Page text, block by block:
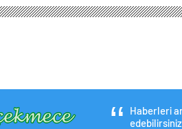
Altın, dolar ve
dolar ve borsa
tahmini